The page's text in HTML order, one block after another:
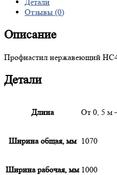
Отзывы (0)
Описание
Профнастил нержавеющий
Детали
Длина От 0, 5 м
Ширина общая, мм 1070
Ширина рабочая, мм 1000